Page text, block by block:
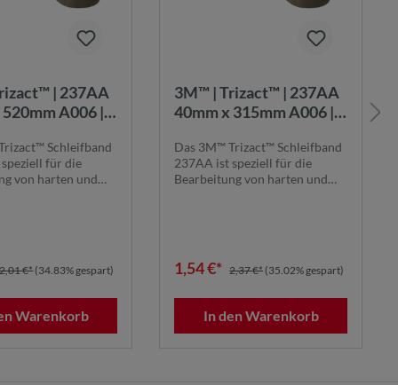
| 237AA
A006 |
Schleifband
für die
von harten und
2,01 €*(34.83% gespart)
Warenkorb
3M™ | Trizact™ | 237AA
40mm x 315mm A006 |
Gleichbleibende
Schleifergebnisse
Das 3M™ Trizact™ Schleifband
237AA ist speziell für die
Bearbeitung von harten und
1,54 €* 2,37 €* (35.02% gespart)
In den Warenkorb